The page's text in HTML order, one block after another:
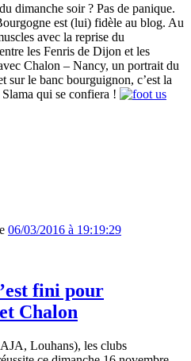
dimanche soir ? Pas de panique.
est (lui) fidèle au blog. Au
avec la reprise du
les Fenris de Dijon et les
Chalon – Nancy, un portrait du
le banc bourguignon, c’est la
qui se confiera !
06/03/2016 à 19:19:29
fini pour
Chalon
Louhans), les clubs